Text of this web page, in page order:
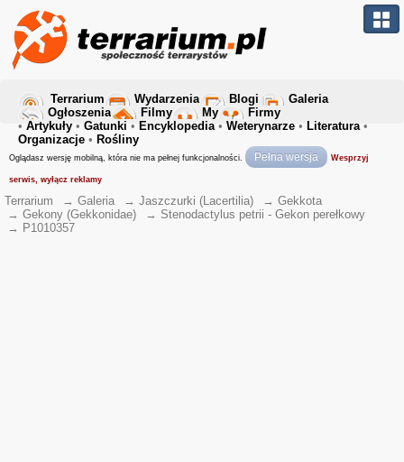
Terrarium Wydarzenia Blogi
Galeria
Ogłoszenia
Filmy My
Firmy
• Artykuły • Gatunki • Encyklopedia• Weterynarze • Literatura•
Organizacje • Rośliny
Oglądasz wersję mobilną, która nie ma pełnej funkcjonalności. Pełna wersja Wesprzyj
serwis, wyłącz reklamy
Terrarium → Galeria → Jaszczurki (Lacertilia) → Gekkota
→ Gekony (Gekkonidae) → Stenodactylus petrii - Gekon perełkowy
→ P1010357